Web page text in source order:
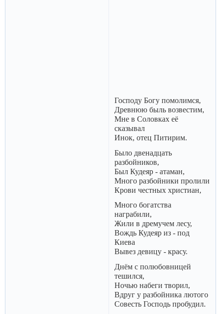
Господу Богу помолимся,
Древнюю быль возвестим,
Мне в Соловках её
сказывал
Инок, отец Питирим.
Было двенадцать
разбойников,
Был Кудеяр - атаман,
Много разбойники пролили
Крови честных христиан,
Много богатства
награбили,
Жили в дремучем лесу,
Вождь Кудеяр из - под
Киева
Вывез девицу - красу.
Днём с полюбовницей
тешился,
Ночью набеги творил,
Вдруг у разбойника лютого
Совесть Господь пробудил.